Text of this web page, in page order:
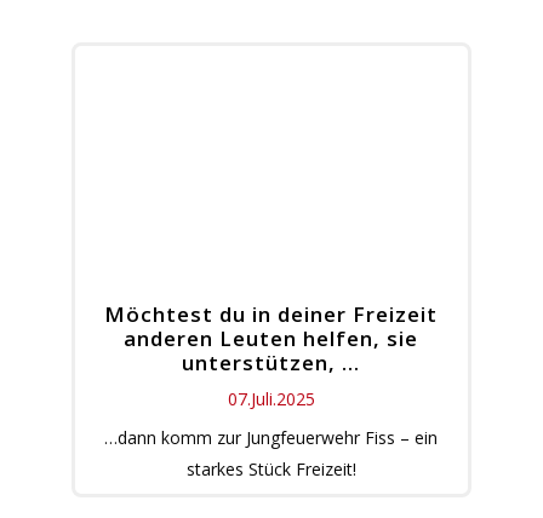
Möchtest du in deiner Freizeit
anderen Leuten helfen, sie
unterstützen, …
07.Juli.2025
…dann komm zur Jungfeuerwehr Fiss – ein
starkes Stück Freizeit!